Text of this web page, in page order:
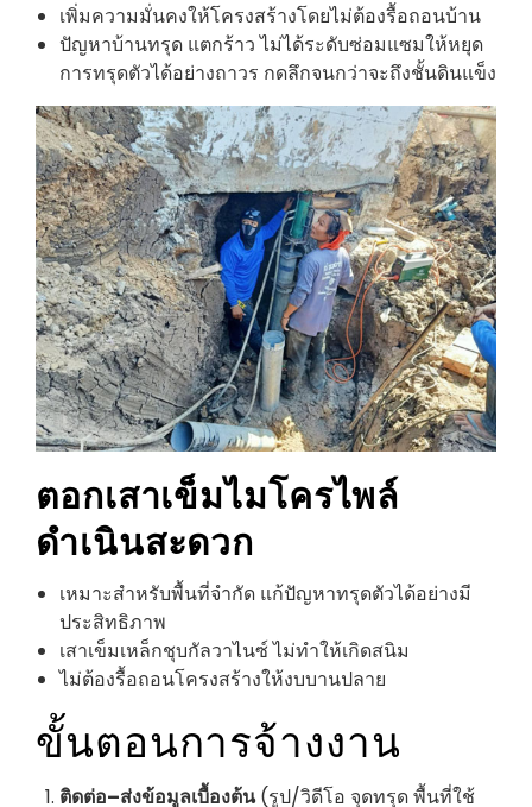
เพิ่มความมั่นคงให้โครงสร้างโดยไม่ต้องรื้อถอนบ้าน
ปัญหาบ้านทรุด แตกร้าว ไม่ได้ระดับซ่อมแซมให้หยุด
การทรุดตัวได้อย่างถาวร กดลึกจนกว่าจะถึงชั้นดินแข็ง
ตอกเสาเข็มไมโครไพล์
ดำเนินสะดวก
เหมาะสำหรับพื้นที่จำกัด แก้ปัญหาทรุดตัวได้อย่างมี
ประสิทธิภาพ
เสาเข็มเหล็กชุบกัลวาไนซ์ ไม่ทำให้เกิดสนิม
ไม่ต้องรื้อถอนโครงสร้างให้งบบานปลาย
ขั้นตอนการจ้างงาน
ติดต่อ–ส่งข้อมูลเบื้องต้น(รูป/วิดีโอ จุดทรุด พื้นที่ใช้